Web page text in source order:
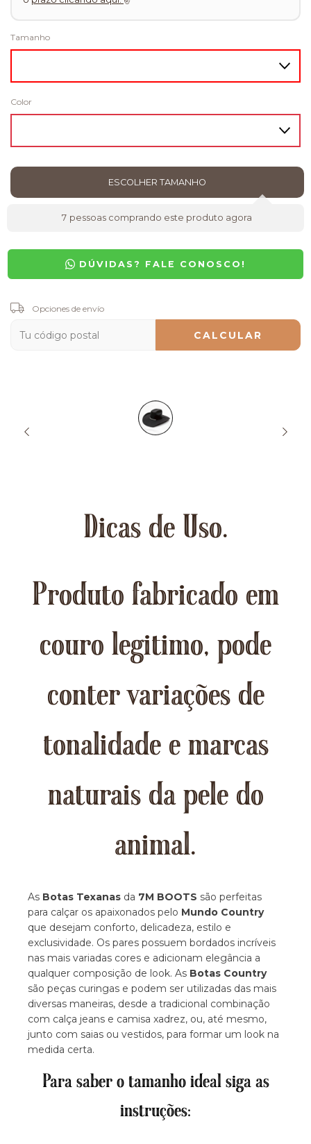
Tamanho
Color
7 pessoas comprando este produto agora
DÚVIDAS? FALE CONOSCO!
Entregas para el CP:
Opciones de envío
CALCULAR
Dicas de Uso.
Produto fabricado em
couro legitimo, pode
conter variações de
tonalidade e marcas
naturais da pele do
animal.
As Botas Texanas da 7M BOOTS são perfeitas
para calçar os apaixonados pelo Mundo Country
que desejam conforto, delicadeza, estilo e
exclusividade. Os pares possuem bordados incríveis
nas mais variadas cores e adicionam elegância a
qualquer composição de look. As Botas Country
são peças curingas e podem ser utilizadas das mais
diversas maneiras, desde a tradicional combinação
com calça jeans e camisa xadrez, ou, até mesmo,
junto com saias ou vestidos, para formar um look na
medida certa.
Para saber o tamanho ideal siga as
instruções: